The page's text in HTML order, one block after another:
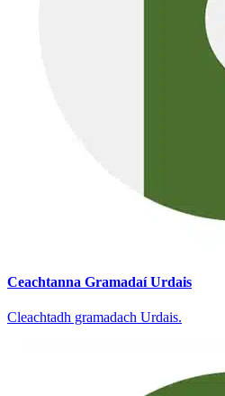
Ceachtanna Gramadaí Urdais
Cleachtadh gramadach Urdais.